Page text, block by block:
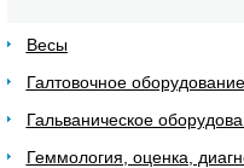
Весы
Галтовочное оборудование
Гальваническое
Геммология, оценка,